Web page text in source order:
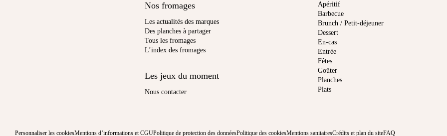
Nos fromages
Les actualités des marques
Des planches à partager
Tous les fromages
L’index des fromages
Les jeux du moment
Nous contacter
Apéritif
Barbecue
Brunch / Petit-déjeuner
Dessert
En-cas
Entrée
Fêtes
Goûter
Planches
Plats
Personnaliser les cookiesMentions d’informations et CGUPolitique de protection des donnéesPolitique des cookiesMentions sanitairesCrédits et plan du siteFAQ